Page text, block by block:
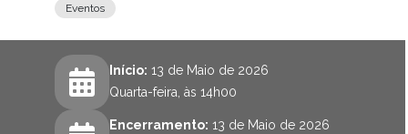
Eventos
Início: 13 de Maio de 2026
Quarta-feira, às 14h00
Encerramento: 13 de Maio de 2026